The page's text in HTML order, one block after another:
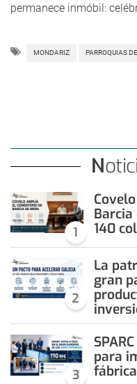
permanece inmóbil:
MONDARIZ PARROQUIAS
1
Barcia
140
2
La
gran
3
para